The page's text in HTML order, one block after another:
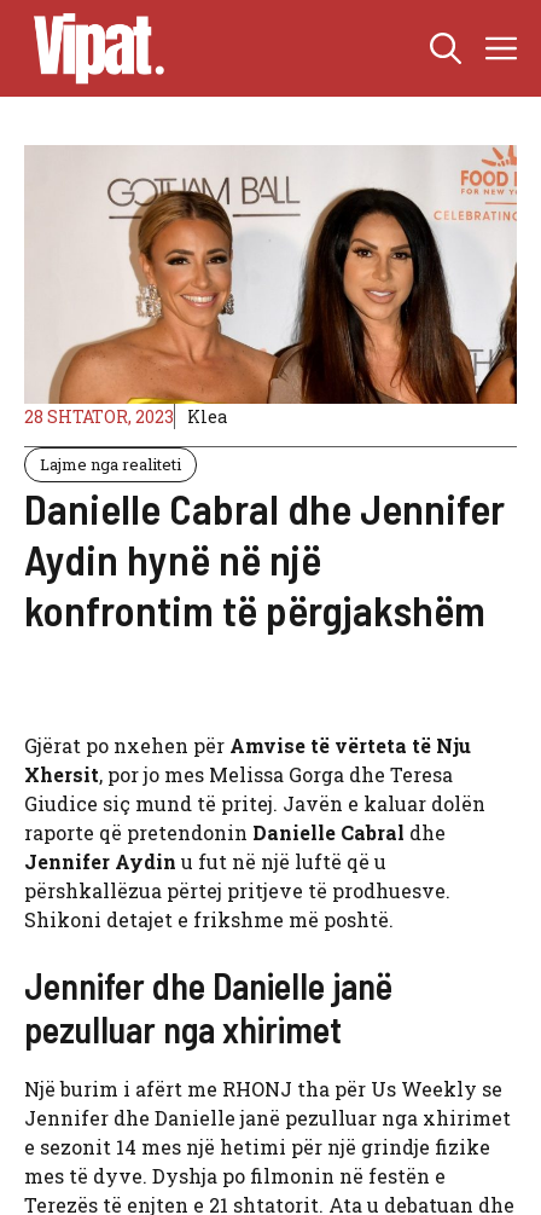
Skip
content
28 SHTATOR, 2023 Klea
Lajme nga realiteti
Danielle Cabral dhe Jennifer
Aydin hynë në një
konfrontim të përgjakshëm
Gjërat po nxehen për Amvise të vërteta të Nju
Xhersit, por jo mes Melissa Gorga dhe Teresa
Giudice siç mund të pritej. Javën e kaluar dolën
raporte që pretendonin Danielle Cabral dhe
Jennifer Aydin u fut në një luftë që u
përshkallëzua përtej pritjeve të prodhuesve.
Shikoni detajet e frikshme më poshtë.
Jennifer dhe Danielle janë
pezulluar nga xhirimet
Një burim i afërt me RHONJ tha për Us Weekly se
Jennifer dhe Danielle janë pezulluar nga xhirimet
e sezonit 14 mes një hetimi për një grindje fizike
mes të dyve. Dyshja po filmonin në festën e
Terezës të enjten e 21 shtatorit. Ata u debatuan dhe